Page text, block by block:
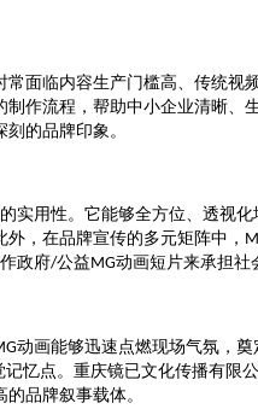
面临内容生产门槛高、传统视
作流程，帮助中小企业清晰、
的品牌印象。
实用性。它能够全方位、透视
，在品牌宣传的多元矩阵中，
政府/公益 MG动画短片来承担社
动画能够迅速点燃现场气氛，
忆点。重庆镜已文化传播有
品牌叙事载体。